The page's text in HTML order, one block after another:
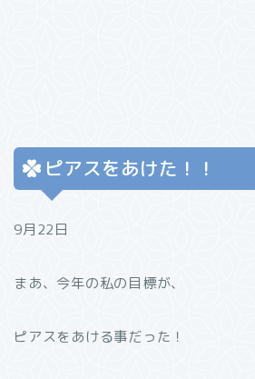
ピアスをあけた！！
9月22日
まあ、今年の私の目標が、
ピアスをあける事だった！